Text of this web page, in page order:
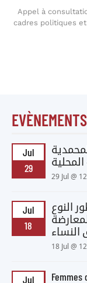
Appel à
cadres politiques
Jul
29
29 Jul @
Jul
18
النوع
18 Jul @
Jul
Femmes